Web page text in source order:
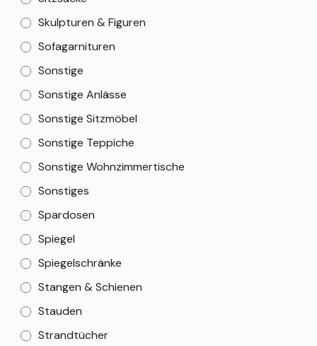
Skulpturen & Figuren
Sofagarnituren
Sonstige
Sonstige Anlässe
Sonstige Sitzmöbel
Sonstige Teppiche
Sonstige Wohnzimmertische
Sonstiges
Spardosen
Spiegel
Spiegelschränke
Stangen & Schienen
Stauden
Strandtücher